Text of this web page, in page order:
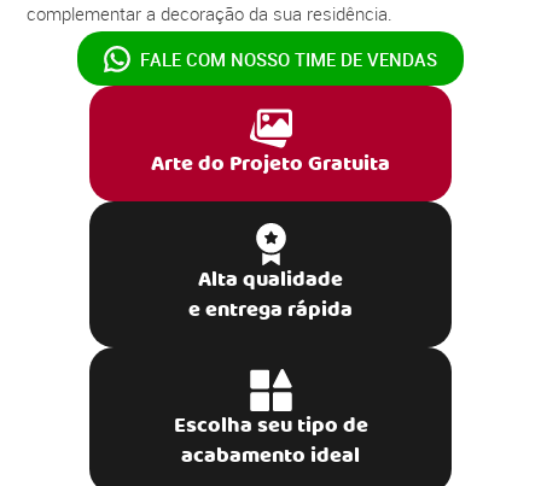
complementar a decoração da sua residência.
FALE COM NOSSO TIME DE VENDAS
Arte do Projeto Gratuita
Alta qualidade
e entrega rápida
Escolha seu tipo de
acabamento ideal